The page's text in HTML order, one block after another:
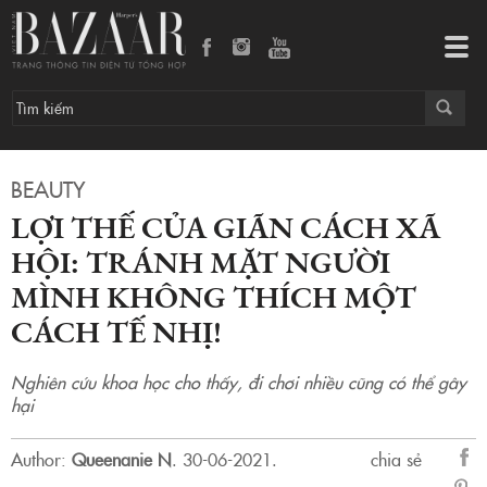
BEAUTY
LỢI THẾ CỦA GIÃN CÁCH XÃ
HỘI: TRÁNH MẶT NGƯỜI
MÌNH KHÔNG THÍCH MỘT
CÁCH TẾ NHỊ!
Nghiên cứu khoa học cho thấy, đi chơi nhiều cũng có thể gây
hại
Author: Queenanie N. 30-06-2021.
chia sẻ